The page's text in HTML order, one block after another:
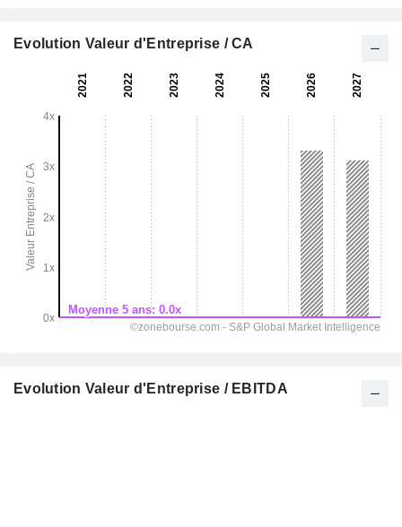
Evolution Valeur d'Entreprise / CA
Evolution Valeur d'Entreprise / EBITDA